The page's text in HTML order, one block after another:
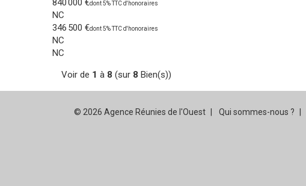
840 000 €dont 5% TTC d'honoraires
NC
346 500 €dont 5% TTC d'honoraires
NC
NC
Voir de 1 à 8 (sur 8 Bien(s))
© 2026 Agence Réunies de l'Ouest Qui sommes-nous ?